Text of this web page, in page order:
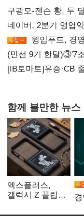
구광모-젠슨 황, 두
네이버, 2분기 영업
윙입푸드, 경
(민선 9기 한달)③'7
20년만에 '비상재정'
[IB토마토]유증·CB
함께 볼만한 뉴스
엑스플러스,
갤럭시 Z 플립8·